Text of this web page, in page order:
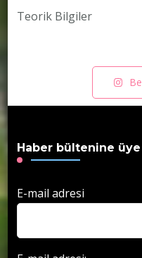
Teorik Bilgiler
Haber bültenine
E-mail adresi